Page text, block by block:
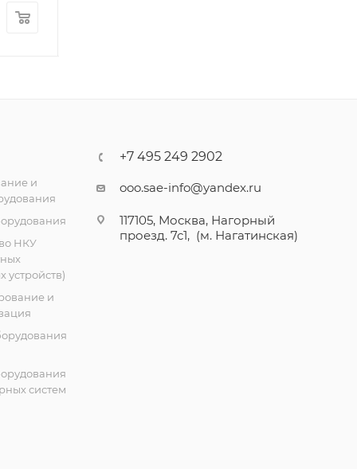
и
НКУ
устройств)
и
систем
+7 495 249 2902
ooo.sae-info@yandex.ru
117105, Москва, Нагорный
проезд. 7с1, (м. Нагатинская)